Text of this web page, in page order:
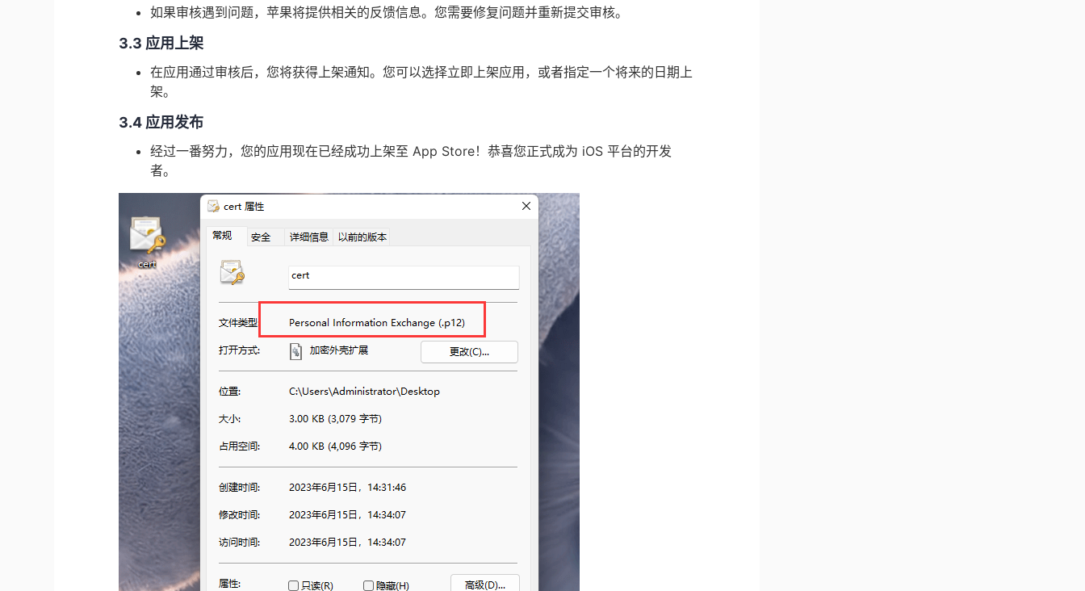
如果审核遇到问题，苹果将提供相关的反馈信息。您需要修复问题并重新提交审核。
3.3 应用上架
在应用通过审核后，您将获得上架通知。您可以选择立即上架应用，或者指定一个将来的日期上
架。
3.4 应用发布
经过一番努力，您的应用现在已经成功上架至 App Store！恭喜您正式成为 iOS 平台的开发
者。